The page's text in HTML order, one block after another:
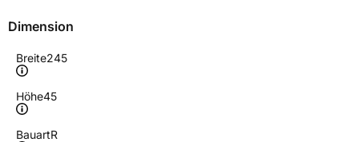
Dimension
Breite245
Höhe45
BauartR